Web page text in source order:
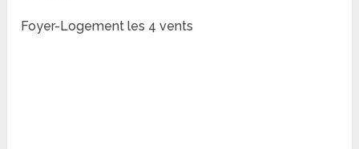
Foyer-Logement les 4 vents